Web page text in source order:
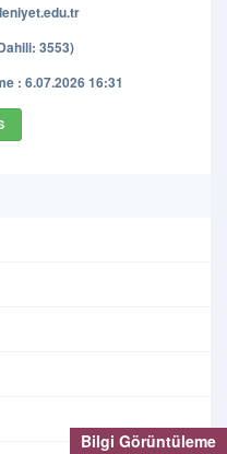
Bilgi Görüntüleme
3553)
: 6.07.2026 16:31